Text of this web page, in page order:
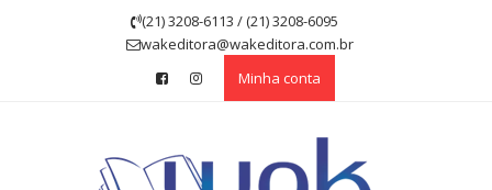
(21) 3208-6113 / (21) 3208-6095
wakeditora@wakeditora.com.br
Minha conta